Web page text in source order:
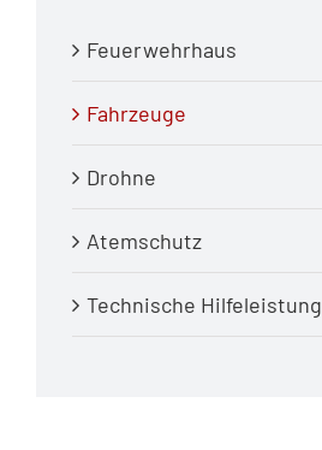
Feuerwehrhaus
Fahrzeuge
Drohne
Atemschutz
Technische Hilfeleistung